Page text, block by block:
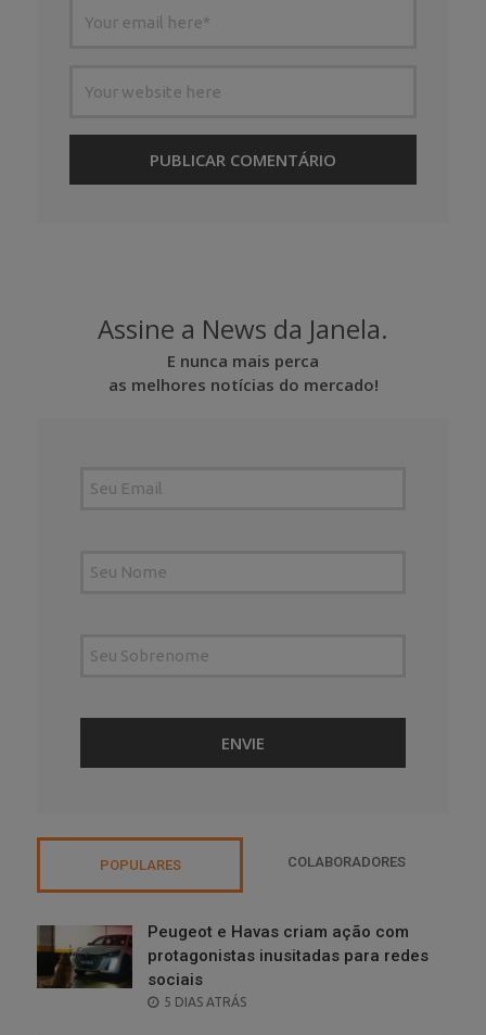
Assine a News da Janela.
E nunca mais perca
as melhores notícias do mercado!
POPULARES COLABORADORES
Peugeot e Havas criam ação com
protagonistas inusitadas para redes
sociais
POSTED
5 DIAS ATRÁS